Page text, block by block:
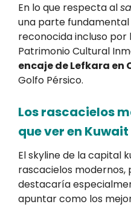
En lo que respecta al
una parte
reconocida incluso por
Patrimonio Cultural
encaje de Lefkara en
Golfo Pérsico.
Los rascacielos
que ver en Kuwait
El skyline de la capital
rascacielos modernos,
destacaría
apuntar como los